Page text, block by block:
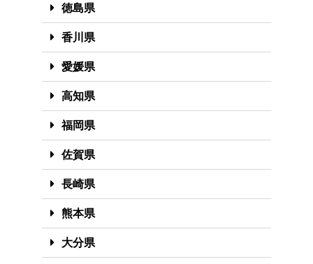
徳島県
香川県
愛媛県
高知県
福岡県
佐賀県
長崎県
熊本県
大分県